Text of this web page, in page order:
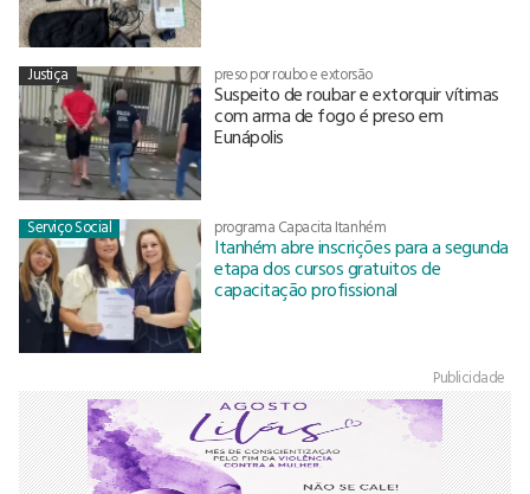
Justiça preso por roubo e extorsão
Suspeito de roubar e extorquir vítimas
com arma de fogo é preso em
Eunápolis
Serviço Social programa Capacita Itanhém
Itanhém abre inscrições para a segunda
etapa dos cursos gratuitos de
capacitação profissional
Publicidade